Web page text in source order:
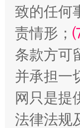
致的任何
责情形；
条款方可
并承担一
网只是提
法律法规